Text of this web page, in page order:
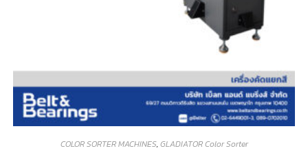
COLOR SORTER MACHINES,GLADIATOR Color Sorter